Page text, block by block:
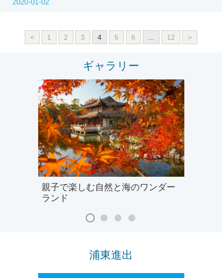
2020-01-02
< 1 2 3 4 5 6 ... 12 >
ギャラリー
親子で楽しむ自然と海のワンダー
ランド
浦東進出